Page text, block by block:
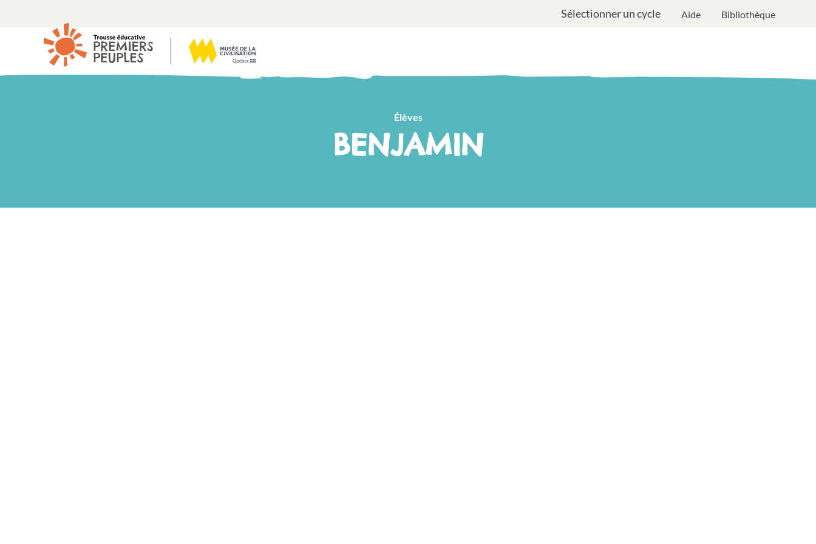
Sélectionner un cycle Aide Bibliothèque
Élèves
BENJAMIN